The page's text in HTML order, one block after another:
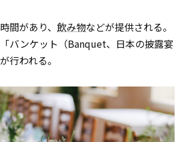
間があり、 飲み物などが提供される。
バンケット（Banquet、日本の披露宴
行われる。